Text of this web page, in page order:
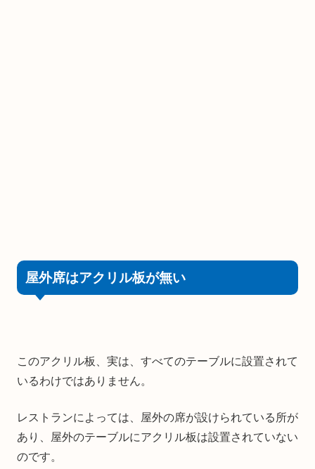
屋外席はアクリル板が無い
このアクリル板、実は、すべてのテーブルに設置されて
いるわけではありません。
レストランによっては、屋外の席が設けられている所が
あり、屋外のテーブルにアクリル板は設置されていない
のです。